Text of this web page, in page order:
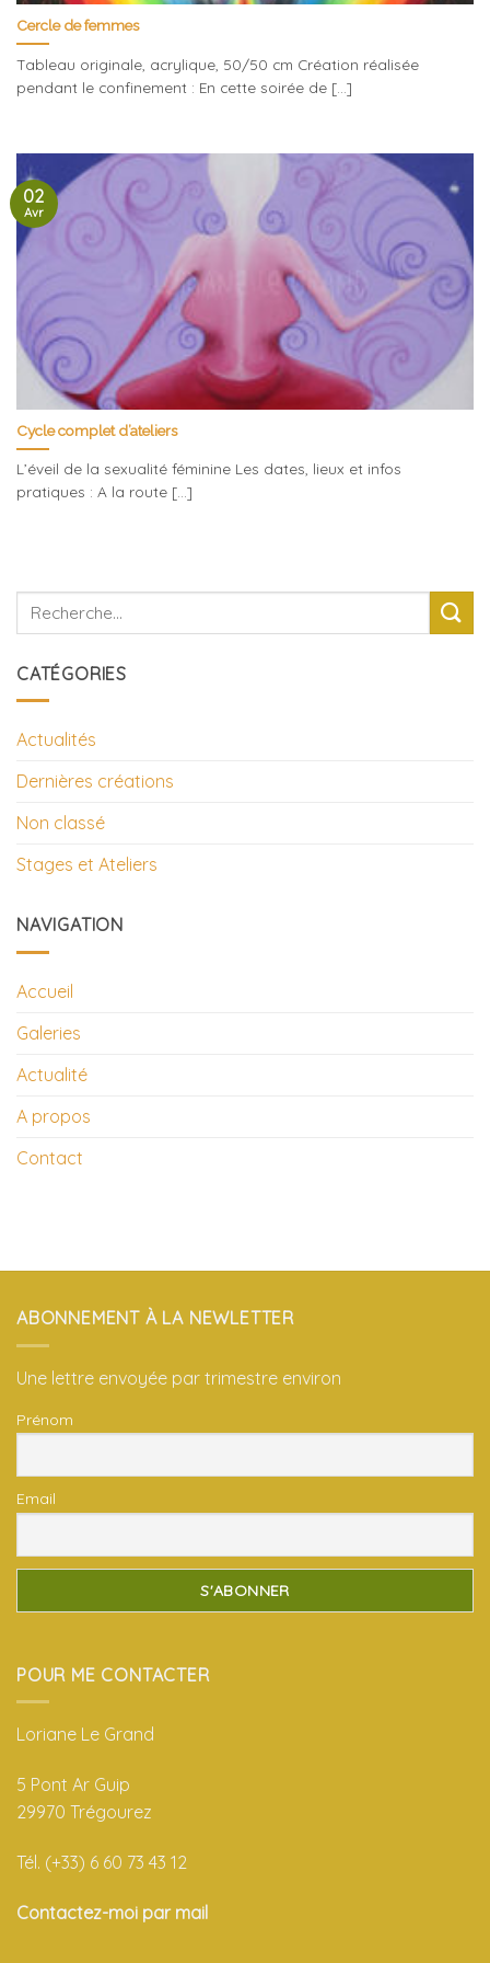
Cercle de femmes
Tableau originale, acrylique, 50/50 cm Création réalisée
pendant le confinement : En cette soirée de [...]
Cycle complet d’ateliers
L’éveil de la sexualité féminine Les dates, lieux et infos
pratiques : A la route [...]
02
Avr
CATÉGORIES
Actualités
Dernières créations
Non classé
Stages et Ateliers
NAVIGATION
Accueil
Galeries
Actualité
A propos
Contact
ABONNEMENT À LA NEWLETTER
Une lettre envoyée par trimestre environ
Prénom
Email
POUR ME CONTACTER
Loriane Le Grand
5 Pont Ar Guip
29970 Trégourez
Tél. (+33) 6 60 73 43 12
Contactez-moi par mail